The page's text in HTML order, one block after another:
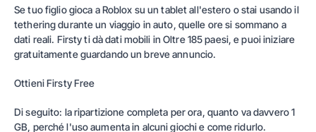
Se tuo figlio gioca a Roblox su un tablet all'estero o stai usando il
tethering durante un viaggio in auto, quelle ore si sommano a
dati reali. Firstyti dà dati mobili inOltre 185 paesi, e puoi iniziare
gratuitamente guardando un breve annuncio.
Ottieni Firsty Free
Di seguito: la ripartizione completa per ora, quanto va davvero 1
GB, perché l'uso aumenta in alcuni giochi e come ridurlo.